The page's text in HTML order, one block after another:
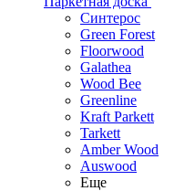
Синтерос
Green Forest
Floorwood
Galathea
Wood Bee
Greenline
Kraft Parkett
Tarkett
Amber Wood
Auswood
Еще